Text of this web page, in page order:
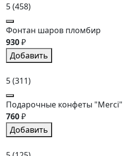
5(458)
Фонтан шаров пломбир
930₽
Добавить
5(311)
Подарочные конфеты "Merci"
760₽
Добавить